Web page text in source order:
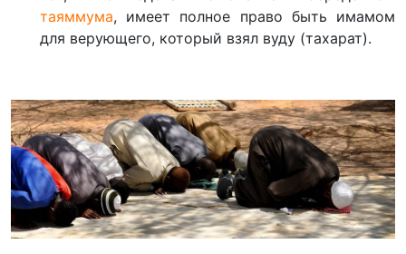
таяммума, имеет полное право быть имамом
для верующего, который взял вуду (тахарат).